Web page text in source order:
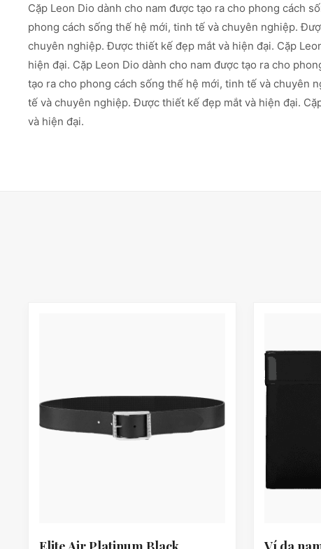
Cặp Leon Dio dành cho nam được tạo ra cho phong cách
phong cách sống thế hệ mới, tinh tế và chuyên nghiệp.
chuyên nghiệp. Được thiết kế đẹp mắt và hiện đại. Cặp
hiện đại. Cặp Leon Dio dành cho nam được tạo ra cho
tạo ra cho phong cách sống thế hệ mới, tinh tế và chuyên
tế và chuyên nghiệp. Được thiết kế đẹp mắt và hiện đại.
và hiện đại.